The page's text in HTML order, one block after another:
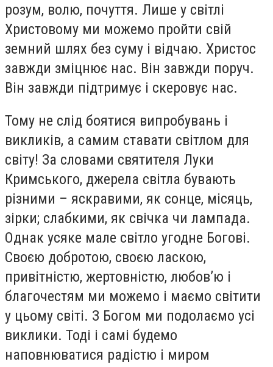
розум, волю, почуття. Лише у світлі
Христовому ми можемо пройти свій
земний шлях без суму і відчаю. Христос
завжди зміцнює нас. Він завжди поруч.
Він завжди підтримує і скеровує нас.
Тому не слід боятися випробувань і
викликів, а самим ставати світлом для
світу! За словами святителя Луки
Кримського, джерела світла бувають
різними – яскравими, як сонце, місяць,
зірки; слабкими, як свічка чи лампада.
Однак усяке мале світло угодне Богові.
Своєю добротою, своєю ласкою,
привітністю, жертовністю, любов’ю і
благочестям ми можемо і маємо світити
у цьому світі. З Богом ми подолаємо усі
виклики. Тоді і самі будемо
наповнюватися радістю і миром